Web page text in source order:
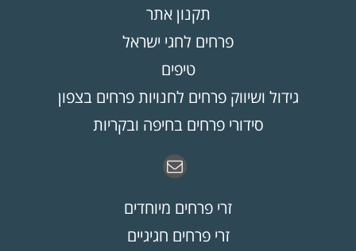
תקנון אתר
פרחים לחגי ישראל
טיפים
גידול ושיווק פרחים לחנויות פרחים בצפון
סידורי פרחים בחיפה ובקריות
זרי פרחים מיוחדים
זרי פרחים חגיגיים